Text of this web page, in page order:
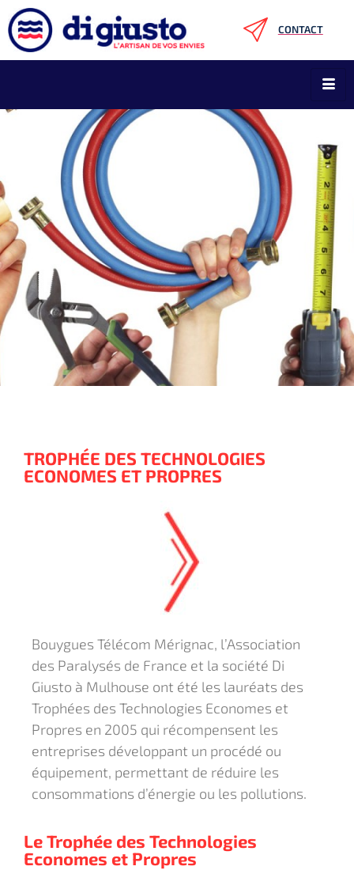
CONTACT
TROPHÉE DES TECHNOLOGIES
ECONOMES ET PROPRES
Bouygues Télécom Mérignac, l’Association
des Paralysés de France et la société Di
Giusto à Mulhouse ont été les lauréats des
Trophées des Technologies Economes et
Propres en 2005 qui récompensent les
entreprises développant un procédé ou
équipement, permettant de réduire les
consommations d’énergie ou les pollutions.
Le Trophée des Technologies
Economes et Propres